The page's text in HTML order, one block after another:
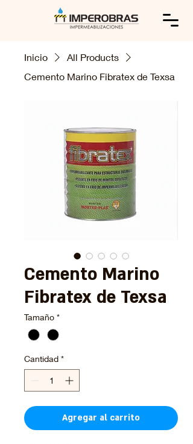
Inicio
All Products
Cemento Marino Fibratex de Texsa
Cemento Marino
Fibratex de Texsa
Tamaño *
Cantidad *
Agregar al carrito